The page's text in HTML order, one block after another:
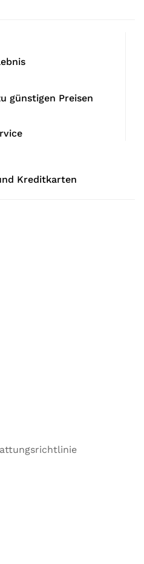
günstigen Preisen
Kreditkarten